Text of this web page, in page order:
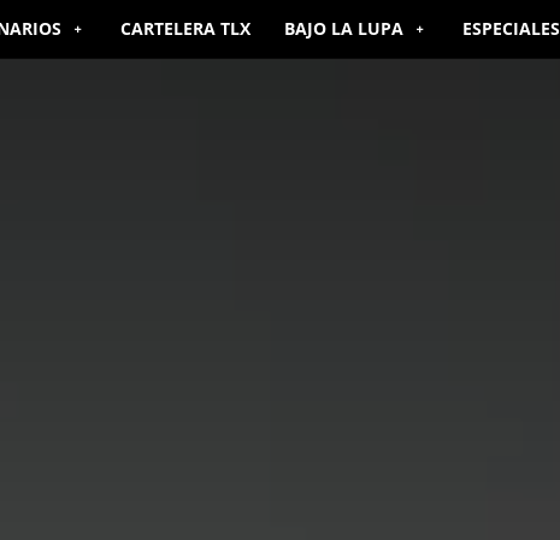
CARTELERA TLX BAJO LA LUPA ESPECIALES